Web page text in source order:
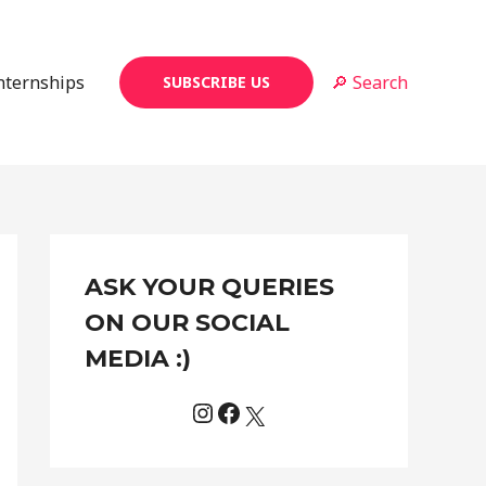
SUBSCRIBE US 🔎 Search
ASK YOUR QUERIES
ON OUR SOCIAL
MEDIA :)
a
t
e